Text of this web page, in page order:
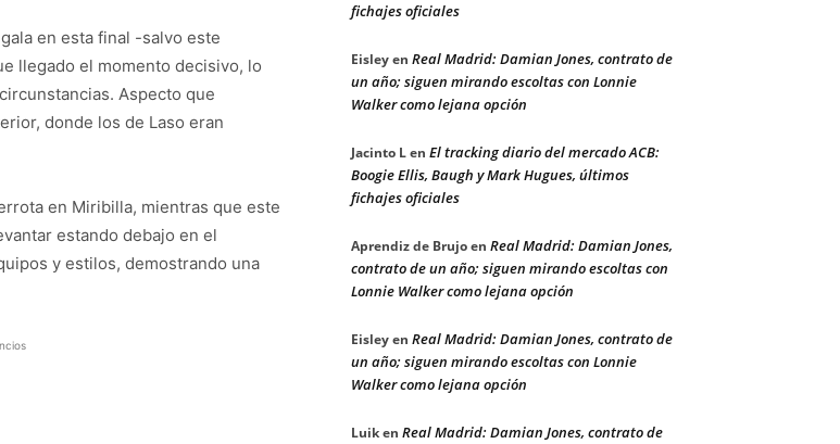
en esta final -salvo este
llegado el momento decisivo, lo
Aspecto que
donde los de Laso eran
en Miribilla, mientras que este
estando debajo en el
y estilos, demostrando una
fichajes oficiales
Eisleyen Real Madrid: Damian Jones, contrato de
un año; siguen mirando escoltas con Lonnie
Walker como lejana opción
Jacinto Len El tracking diario del mercado ACB:
Boogie Ellis, Baugh y Mark Hugues, últimos
fichajes oficiales
Aprendiz de Brujoen Real Madrid: Damian Jones,
contrato de un año; siguen mirando escoltas con
Lonnie Walker como lejana opción
Eisleyen Real Madrid: Damian Jones, contrato de
un año; siguen mirando escoltas con Lonnie
Walker como lejana opción
Luiken Real Madrid: Damian Jones, contrato de